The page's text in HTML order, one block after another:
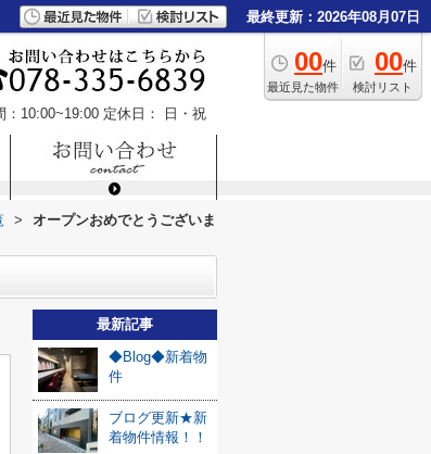
最終更新：2026年08月07日
00件
最近見た物件
00件
検討リスト
：10:00~19:00 定休日： 日・祝
>
オープンおめでとうございま
最新記事
◆Blog◆新着物
件
ブログ更新★新
着物件情報！！